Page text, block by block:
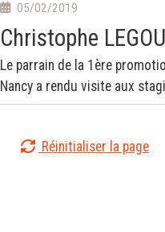
05/02/2019
Christophe
Le parrain de la 1ère
Nancy a rendu visite aux
Réinitialiser la page